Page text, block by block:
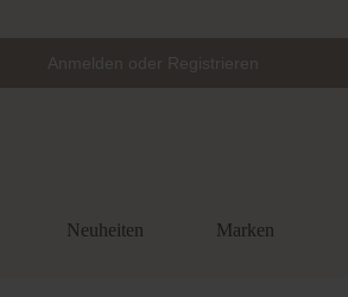
Anmelden oder Registrieren
Neuheiten Marken